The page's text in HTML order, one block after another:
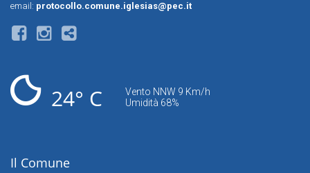
email: protocollo.comune.iglesias@pec.it
24° C
Vento NNW 9 Km/h
Umidità 68%
Il Comune